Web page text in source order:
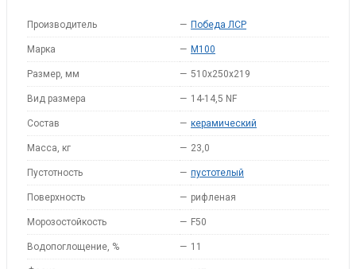
Производитель — Победа ЛСР
Марка — M100
Размер, мм — 510x250x219
Вид размера — 14-14,5 NF
Состав — керамический
Масса, кг — 23,0
Пустотность — пустотелый
Поверхность — рифленая
Морозостойкость — F50
Водопоглощение, % — 11